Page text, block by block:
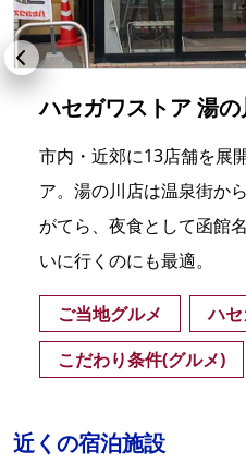
ハセガワストア 湯
市内・近郊に13店舗を展
ア。湯の川店は温泉街か
がてら、夜食として函館
いに行くのにも最適。
ご当地グルメ
ハ
こだわり条件(グルメ)
近くの宿泊施設